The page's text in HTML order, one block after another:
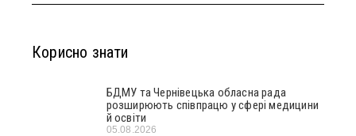
Корисно знати
БДМУ та Чернівецька обласна рада
розширюють співпрацю у сфері медицини
й освіти
05.08.2026